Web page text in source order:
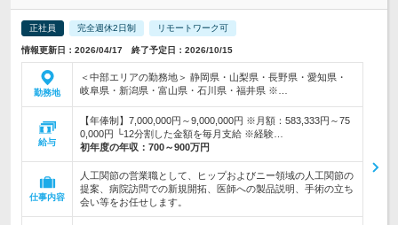
正社員 完全週休2日制 リモートワーク可
情報更新日：2026/04/17 終了予定日：2026/10/15
勤務地
＜中部エリアの勤務地＞ 静岡県・山梨県・長野県・愛知県・
岐阜県・新潟県・富山県・石川県・福井県 ※…
給与
【年俸制】7,000,000円～9,000,000円 ※月額：583,333円～75
0,000円 └12分割した金額を毎月支給 ※経験…
初年度の年収： 700～900万円
仕事内容
人工関節の営業職として、ヒップおよびニー領域の人工関節の
提案、病院訪問での新規開拓、医師への製品説明、手術の立ち
会い等をお任せします。